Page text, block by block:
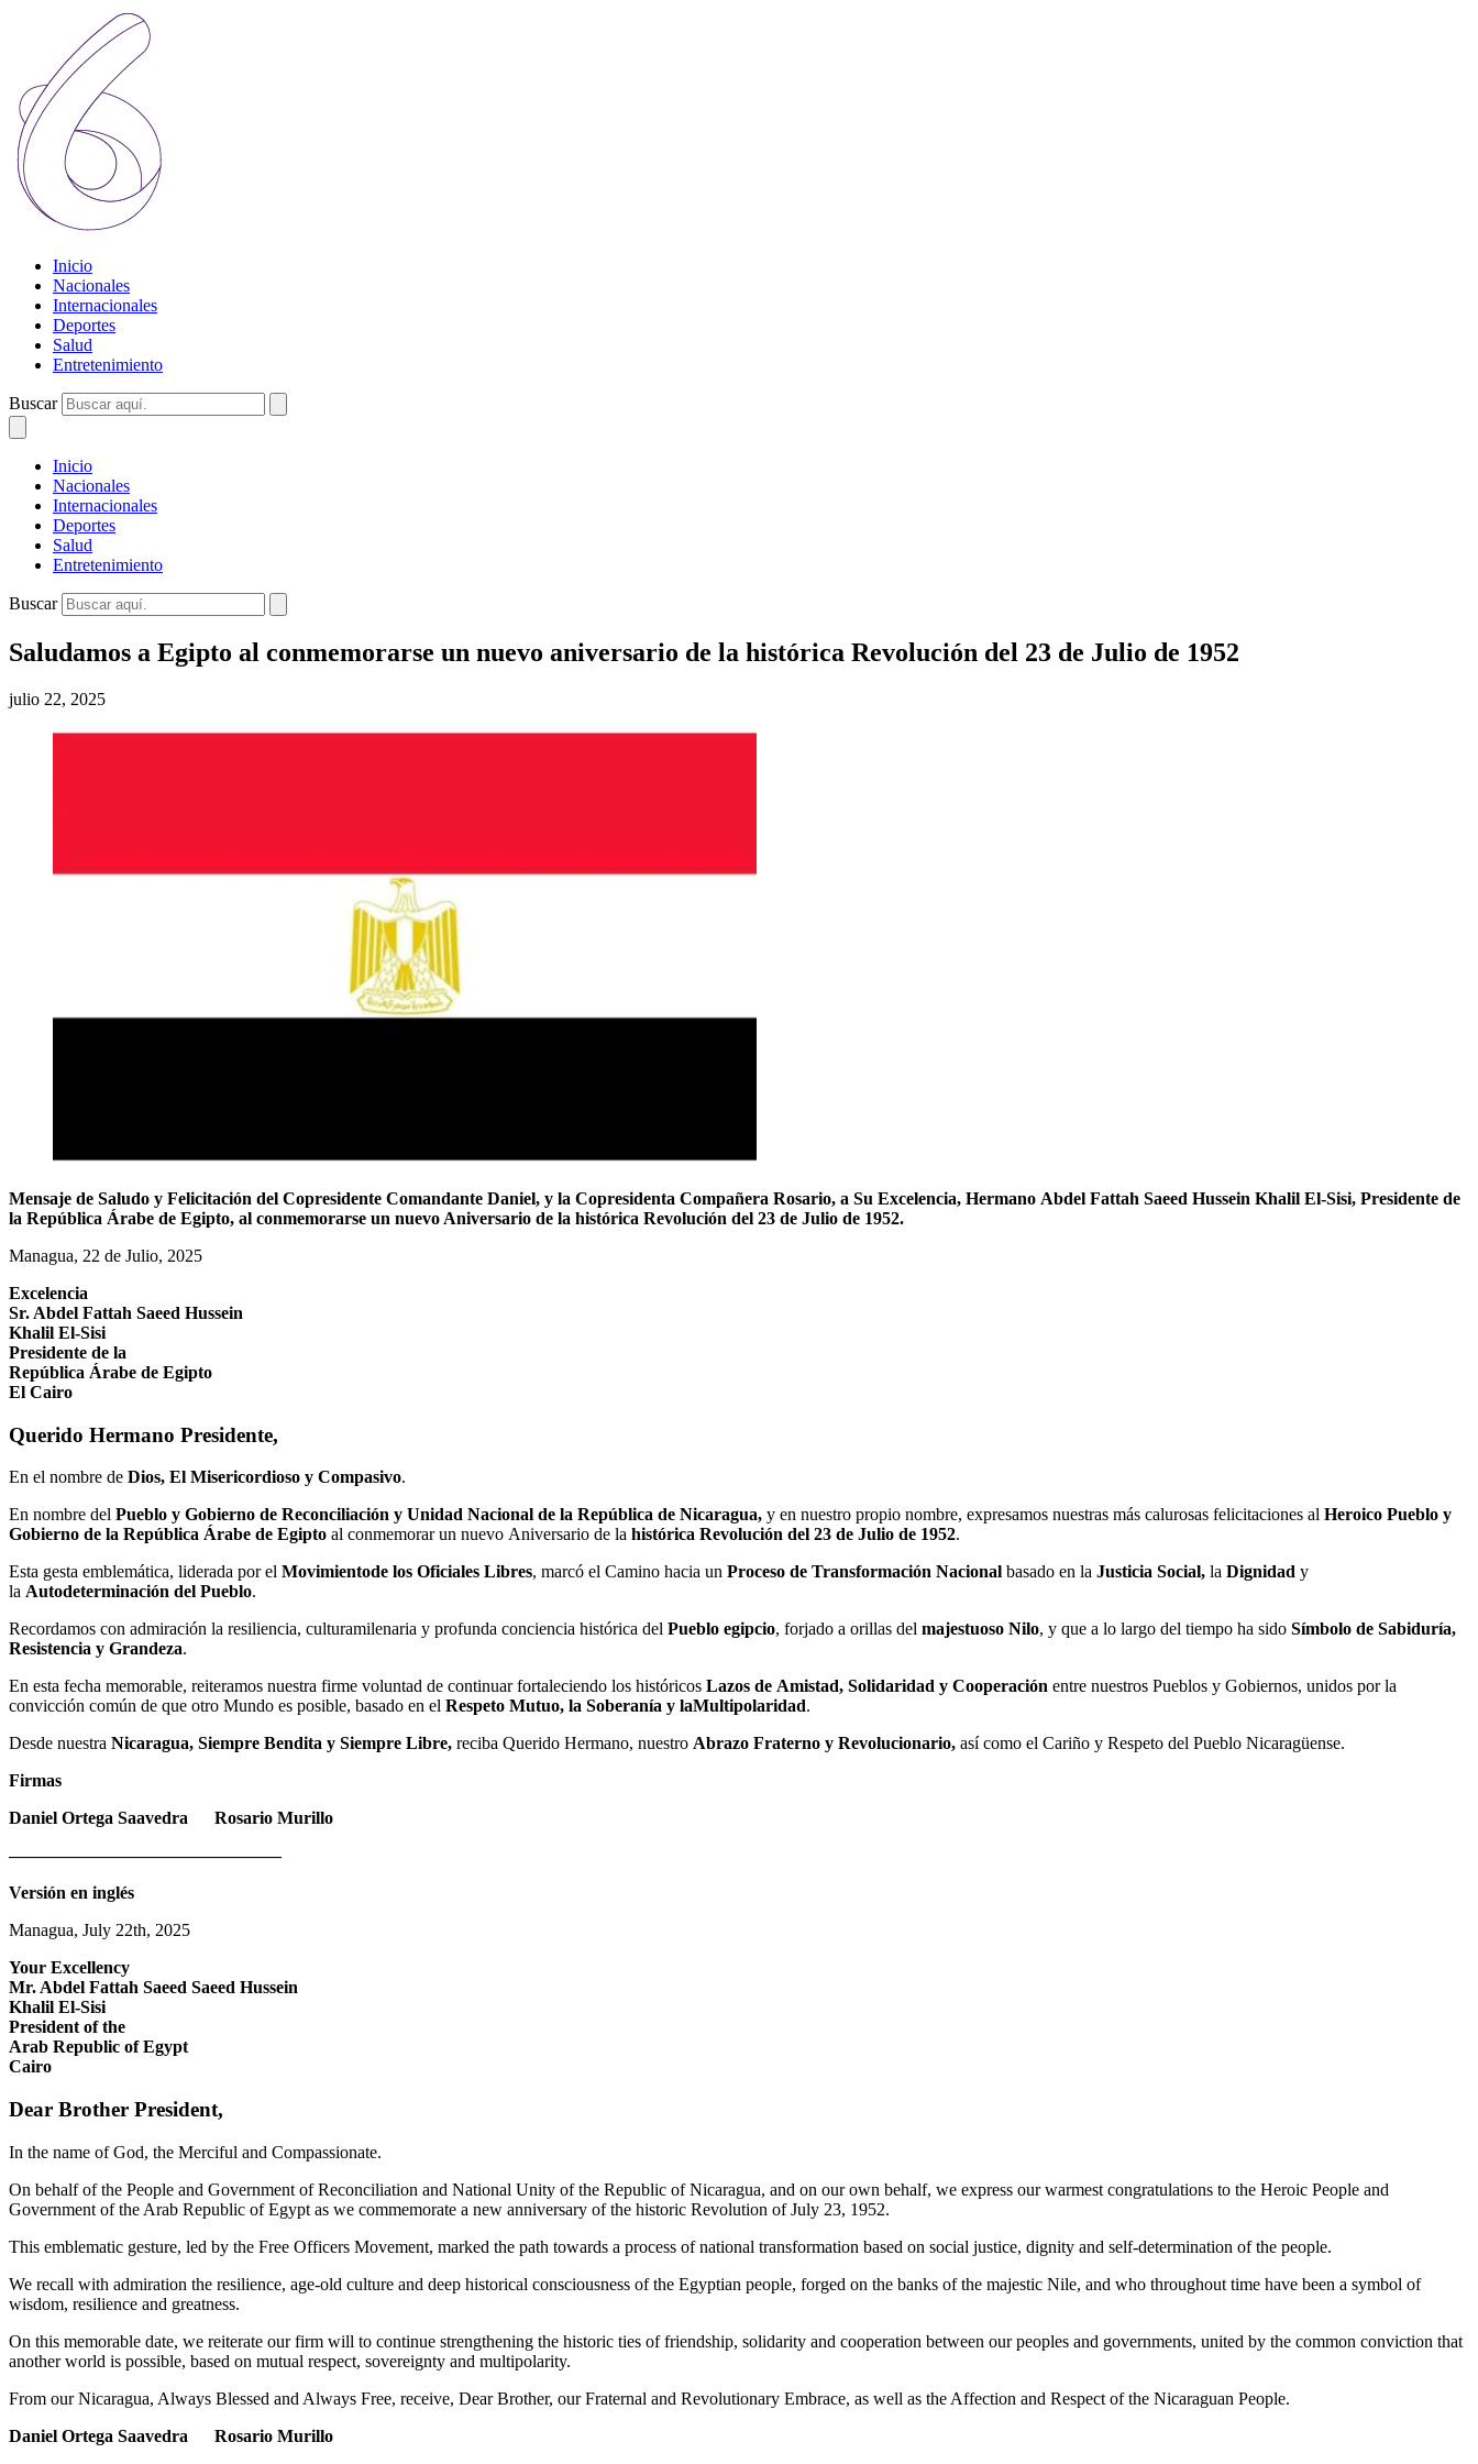
Inicio
Nacionales
Internacionales
Deportes
Salud
Entretenimiento
Buscar
Inicio
Nacionales
Internacionales
Deportes
Salud
Entretenimiento
Buscar
Saludamos a Egipto al conmemorarse un nuevo aniversario de la histórica Revolución del 23 de Julio de 1952
julio 22, 2025
Mensaje de Saludo y Felicitación del Copresidente Comandante Daniel, y la Copresidenta Compañera Rosario, a Su Excelencia, Hermano Abdel Fattah Saeed Hussein Khalil El-Sisi, Presidente de
la República Árabe de Egipto, al conmemorarse un nuevo Aniversario de la histórica Revolución del 23 de Julio de 1952.
Managua, 22 de Julio, 2025
Excelencia
Sr. Abdel Fattah Saeed Hussein
Khalil El-Sisi
Presidente de la
República Árabe de Egipto
El Cairo
Querido Hermano Presidente,
En el nombre de Dios, El Misericordioso y Compasivo.
En nombre del Pueblo y Gobierno de Reconciliación y Unidad Nacional de la República de Nicaragua, y en nuestro propio nombre, expresamos nuestras más calurosas felicitaciones al Heroico Pueblo y
Gobierno de la República Árabe de Egipto al conmemorar un nuevo Aniversario de la histórica Revolución del 23 de Julio de 1952.
Esta gesta emblemática, liderada por el Movimientode los Oficiales Libres, marcó el Camino hacia un Proceso de Transformación Nacional basado en la Justicia Social, la Dignidad y
la Autodeterminación del Pueblo.
Recordamos con admiración la resiliencia, culturamilenaria y profunda conciencia histórica del Pueblo egipcio, forjado a orillas del majestuoso Nilo, y que a lo largo del tiempo ha sido Símbolo de Sabiduría,
Resistencia y Grandeza.
En esta fecha memorable, reiteramos nuestra firme voluntad de continuar fortaleciendo los históricos Lazos de Amistad, Solidaridad y Cooperación entre nuestros Pueblos y Gobiernos, unidos por la
convicción común de que otro Mundo es posible, basado en el Respeto Mutuo, la Soberanía y laMultipolaridad.
Desde nuestra Nicaragua, Siempre Bendita y Siempre Libre, reciba Querido Hermano, nuestro Abrazo Fraterno y Revolucionario, así como el Cariño y Respeto del Pueblo Nicaragüense.
Firmas
Daniel Ortega Saavedra Rosario Murillo
———————————————–
Versión en inglés
Managua, July 22th, 2025
Your Excellency
Mr. Abdel Fattah Saeed Saeed Hussein
Khalil El-Sisi
President of the
Arab Republic of Egypt
Cairo
Dear Brother President,
In the name of God, the Merciful and Compassionate.
On behalf of the People and Government of Reconciliation and National Unity of the Republic of Nicaragua, and on our own behalf, we express our warmest congratulations to the Heroic People and
Government of the Arab Republic of Egypt as we commemorate a new anniversary of the historic Revolution of July 23, 1952.
This emblematic gesture, led by the Free Officers Movement, marked the path towards a process of national transformation based on social justice, dignity and self-determination of the people.
We recall with admiration the resilience, age-old culture and deep historical consciousness of the Egyptian people, forged on the banks of the majestic Nile, and who throughout time have been a symbol of
wisdom, resilience and greatness.
On this memorable date, we reiterate our firm will to continue strengthening the historic ties of friendship, solidarity and cooperation between our peoples and governments, united by the common conviction that
another world is possible, based on mutual respect, sovereignty and multipolarity.
From our Nicaragua, Always Blessed and Always Free, receive, Dear Brother, our Fraternal and Revolutionary Embrace, as well as the Affection and Respect of the Nicaraguan People.
Daniel Ortega Saavedra Rosario Murillo